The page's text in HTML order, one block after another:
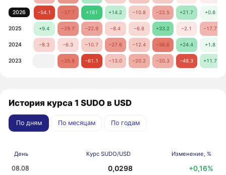
2026 −54.1 −37.7 +181 +14.2 −10.8 −22.5 +21.7 +0.8
2025 +9.4 −29.7 −22.9 −8.4 −6.8 +33.2 −2.1 −17.7
2024 −8.3 −6.3 −10.7 −27.6 −12.4 −36.6 +24.4 +1.8
2023 −35.8 −61.1 −13.0 −20.2 −20.3 −48.3 +11.7
История курса 1 SUDO в USD
По дням По месяцам По годам
День Курс SUDO/USD Изменение, %
08.08 0,0298 +0,16%